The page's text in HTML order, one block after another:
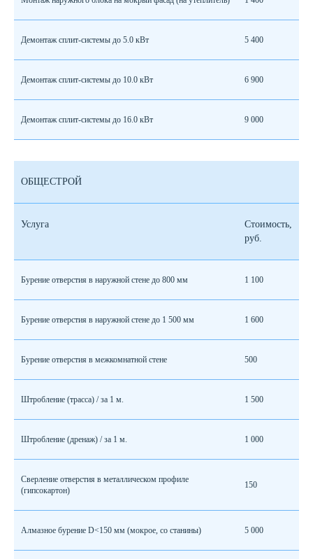
Демонтаж сплит-системы до 5.0 кВт 5 400
Демонтаж сплит-системы до 10.0 кВт 6 900
Демонтаж сплит-системы до 16.0 кВт 9 000
ОБЩЕСТРОЙ
Услуга
Стоимость,
руб.
Бурение отверстия в наружной стене до 800 мм 1 100
Бурение отверстия в наружной стене до 1 500 мм 1 600
Бурение отверстия в межкомнатной стене 500
Штробление (трасса) / за 1 м. 1 500
Штробление (дренаж) / за 1 м. 1 000
Сверление отверстия в металлическом профиле
(гипсокартон)
150
Алмазное бурение D<150 мм (мокрое, со станины) 5 000